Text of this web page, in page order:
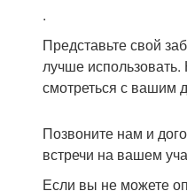
.
Представьте свой
лучше использовать.
смотреться с вашим
Позвоните нам и
встречи на вашем
Если вы не можете